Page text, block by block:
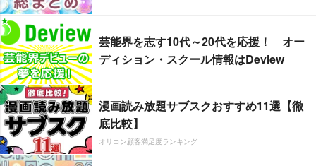
芸能界を志す10代～20代を応援！ オー
ディション・スクール情報はDeview
漫画読み放題サブスクおすすめ11選【徹
底比較】
オリコン顧客満足度ランキング